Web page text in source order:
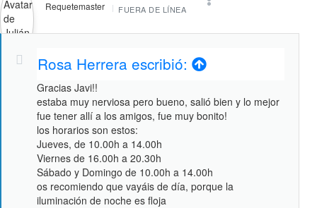
Requetemaster FUERA DE LÍNEA
Rosa Herrera escribió:
Gracias Javi!!
estaba muy nerviosa pero bueno, salió bien y lo mejor
fue tener allí a los amigos, fue muy bonito!
los horarios son estos:
Jueves, de 10.00h a 14.00h
Viernes de 16.00h a 20.30h
Sábado y Domingo de 10.00h a 14.00h
os recomiendo que vayáis de día, porque la
iluminación de noche es floja